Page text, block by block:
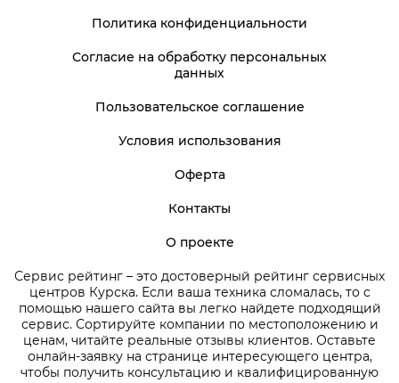
Сервис рейтинг – это достоверный рейтинг сервисных
центров Курска. Если ваша техника сломалась, то с
помощью нашего сайта вы легко найдете подходящий
сервис. Сортируйте компании по местоположению и
ценам, читайте реальные отзывы клиентов. Оставьте
онлайн-заявку на странице интересующего центра,
чтобы получить консультацию и квалифицированную
Политика конфиденциальности
Согласие на обработку персональных
данных
Пользовательское соглашение
Условия использования
Оферта
Контакты
О проекте